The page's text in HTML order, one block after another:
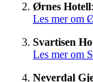
Ørnes Hotell
Les mer om
Svartisen
Les mer om
Neverdal